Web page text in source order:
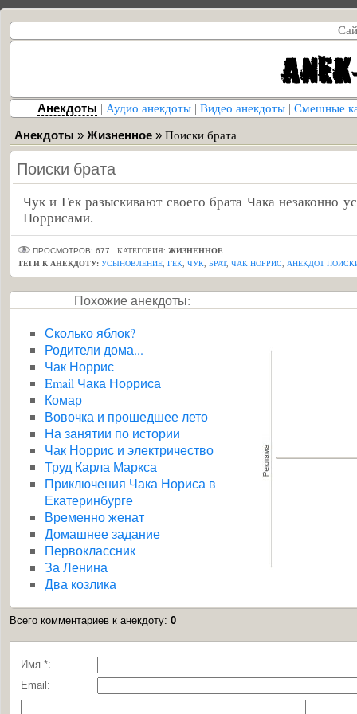
Анекдоты | Аудио анекдоты | Видео анекдоты | Смешные
Анекдоты » Жизненное » Поиски брата
Поиски брата
Чук и Гек разыскивают своего брата Чака незаконно
Норрисами.
ПРОСМОТРОВ: 677 КАТЕГОРИЯ: ЖИЗНЕННОЕ
ТЕГИ К АНЕКДОТУ: УСЫНОВЛЕНИЕ ГЕК ЧУК БРАТ, ЧАК НОРРИС АНЕКДОТ
Похожие анекдоты:
Сколько яблок?
Родители дома...
Чак Норрис
Email Чака Норриса
Комар
Вовочка и прошедшее лето
На занятии по истории
Чак Норрис и электричество
Труд Карла Маркса
Приключения Чака Нориса в
Екатеринбурге
Временно женат
Домашнее задание
Первоклассник
За Ленина
Два козлика
Всего комментариев к анекдоту: 0
Имя *:
Email: